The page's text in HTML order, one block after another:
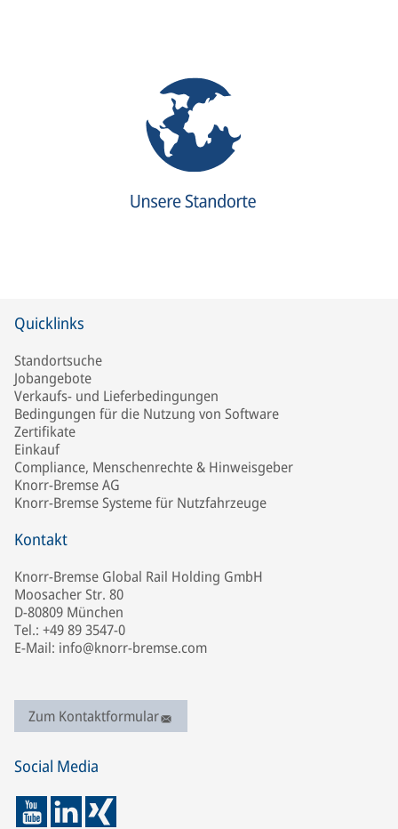
Quicklinks
Standortsuche
Jobangebote
Verkaufs- und Lieferbedingungen
Bedingungen für die Nutzung von Software
Zertifikate
Einkauf
Compliance, Menschenrechte & Hinweisgeber
Knorr-Bremse AG
Knorr-Bremse Systeme für Nutzfahrzeuge
Kontakt
Knorr-Bremse Global Rail Holding GmbH
Moosacher Str. 80
D-80809 München
Tel.: +49 89 3547-0
E-Mail: info@knorr-bremse.com
Zum Kontaktformular
Social Media